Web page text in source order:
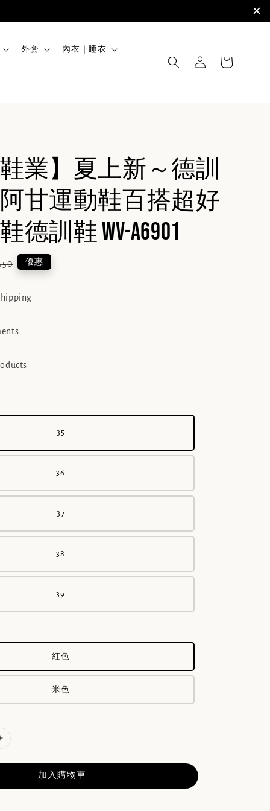
外套 內衣｜睡衣
鞋業】夏上新～德訓
甘運動鞋百搭超好
德訓鞋 WV-A6901
優惠
35
36
37
38
39
紅色
米色
加入購物車